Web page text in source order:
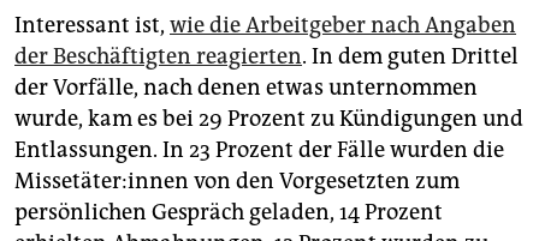
Interessant ist, wie die Arbeitgeber nach Angaben
der Beschäftigten reagierten. In dem guten Drittel
der Vorfälle, nach denen etwas unternommen
wurde, kam es bei 29 Prozent zu Kündigungen und
Entlassungen. In 23 Prozent der Fälle wurden die
Mis­se­tä­te­r:in­nen von den Vorgesetzten zum
persönlichen Gespräch geladen, 14 Prozent